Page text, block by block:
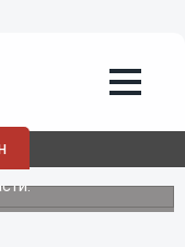
на
по
на
прошла в рамках